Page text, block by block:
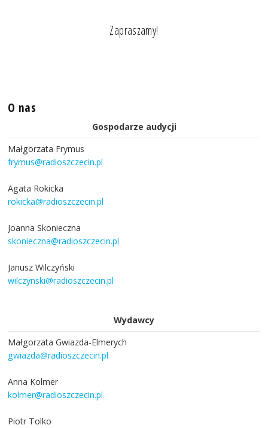
Zapraszamy!
O nas
Gospodarze audycji
Małgorzata Frymus
frymus@radioszczecin.pl
Agata Rokicka
rokicka@radioszczecin.pl
Joanna Skonieczna
skonieczna@radioszczecin.pl
Janusz Wilczyński
wilczynski@radioszczecin.pl
Wydawcy
Małgorzata Gwiazda-Elmerych
gwiazda@radioszczecin.pl
Anna Kolmer
kolmer@radioszczecin.pl
Piotr Tolko